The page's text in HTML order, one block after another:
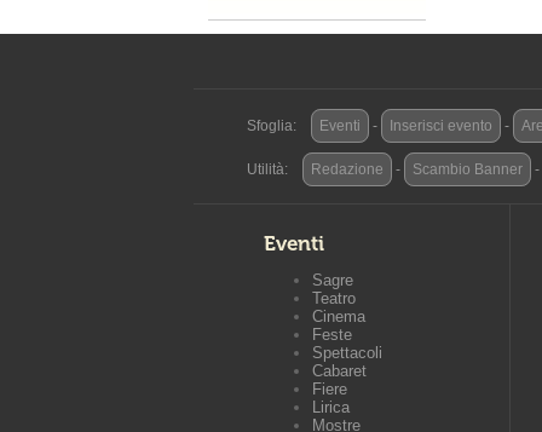
Sfoglia: Eventi - Inserisci evento -
Utilità: Redazione - Scambio Banner -
Eventi
Sagre
Teatro
Cinema
Feste
Spettacoli
Cabaret
Fiere
Lirica
Mostre